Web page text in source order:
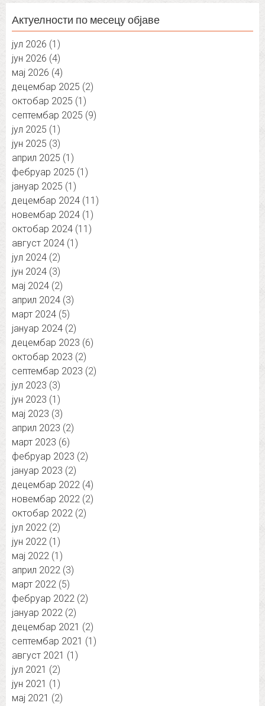
Актуелности по месецу објаве
јул 2026 (1)
јун 2026 (4)
мај 2026 (4)
децембар 2025 (2)
октобар 2025 (1)
септембар 2025 (9)
јул 2025 (1)
јун 2025 (3)
април 2025 (1)
фебруар 2025 (1)
јануар 2025 (1)
децембар 2024 (11)
новембар 2024 (1)
октобар 2024 (11)
август 2024 (1)
јул 2024 (2)
јун 2024 (3)
мај 2024 (2)
април 2024 (3)
март 2024 (5)
јануар 2024 (2)
децембар 2023 (6)
октобар 2023 (2)
септембар 2023 (2)
јул 2023 (3)
јун 2023 (1)
мај 2023 (3)
април 2023 (2)
март 2023 (6)
фебруар 2023 (2)
јануар 2023 (2)
децембар 2022 (4)
новембар 2022 (2)
октобар 2022 (2)
јул 2022 (2)
јун 2022 (1)
мај 2022 (1)
април 2022 (3)
март 2022 (5)
фебруар 2022 (2)
јануар 2022 (2)
децембар 2021 (2)
септембар 2021 (1)
август 2021 (1)
јул 2021 (2)
јун 2021 (1)
мај 2021 (2)